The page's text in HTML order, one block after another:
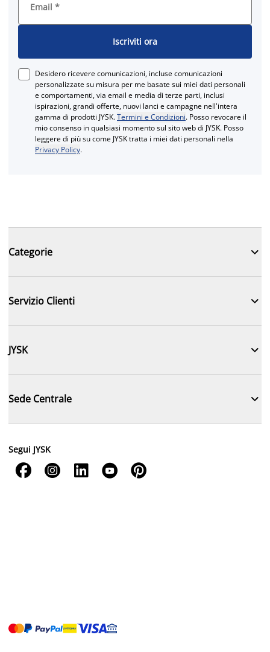
Email *
Iscriviti ora
Desidero ricevere comunicazioni, incluse comunicazioni
personalizzate su misura per me basate sui miei dati personali
e comportamenti, via email e media di terze parti, inclusi
ispirazioni, grandi offerte, nuovi lanci e campagne nell'intera
gamma di prodotti JYSK.Termini e Condizioni. Posso revocare il
mio consenso in qualsiasi momento sul sito web di JYSK. Posso
leggere di più su come JYSK tratta i miei dati personali nella
Privacy Policy.
Categorie 
Servizio Clienti 
JYSK 
Sede Centrale 
Segui JYSK
    